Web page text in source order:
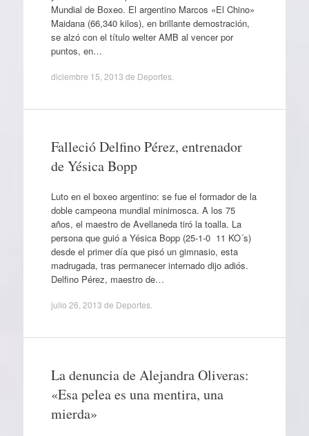
Mundial de Boxeo. El argentino Marcos «El Chino»
Maidana (66,340 kilos), en brillante demostración,
se alzó con el título welter AMB al vencer por
puntos, en…
diciembre 15, 2013 de Deportes.
Falleció Delfino Pérez, entrenador
de Yésica Bopp
Luto en el boxeo argentino: se fue el formador de la
doble campeona mundial minimosca. A los 75
años, el maestro de Avellaneda tiró la toalla. La
persona que guió a Yésica Bopp (25-1-0 11 KO´s)
desde el primer día que pisó un gimnasio, esta
madrugada, tras permanecer internado dijo adiós.
Delfino Pérez, maestro de…
julio 26, 2013 de Deportes.
La denuncia de Alejandra Oliveras:
«Esa pelea es una mentira, una
mierda»